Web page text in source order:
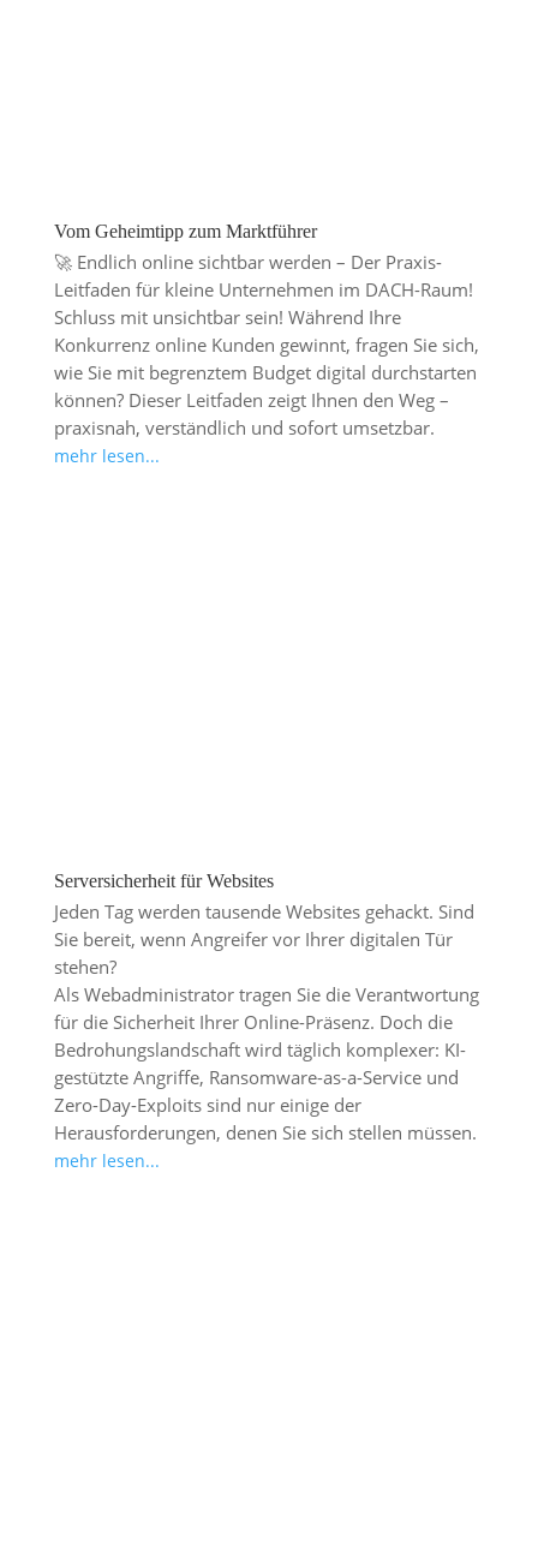
Vom Geheimtipp zum Marktführer
🚀 Endlich online sichtbar werden – Der Praxis-
Leitfaden für kleine Unternehmen im DACH-Raum!
Schluss mit unsichtbar sein! Während Ihre
Konkurrenz online Kunden gewinnt, fragen Sie sich,
wie Sie mit begrenztem Budget digital durchstarten
können? Dieser Leitfaden zeigt Ihnen den Weg –
praxisnah, verständlich und sofort umsetzbar.
mehr lesen...
Serversicherheit für Websites
Jeden Tag werden tausende Websites gehackt. Sind
Sie bereit, wenn Angreifer vor Ihrer digitalen Tür
stehen?
Als Webadministrator tragen Sie die Verantwortung
für die Sicherheit Ihrer Online-Präsenz. Doch die
Bedrohungslandschaft wird täglich komplexer: KI-
gestützte Angriffe, Ransomware-as-a-Service und
Zero-Day-Exploits sind nur einige der
Herausforderungen, denen Sie sich stellen müssen.
mehr lesen...